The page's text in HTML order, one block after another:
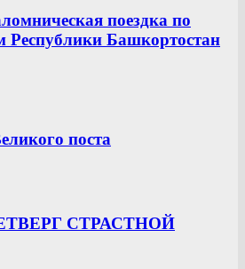
поездка по
Республики Башкортостан
поста
СТРАСТНОЙ